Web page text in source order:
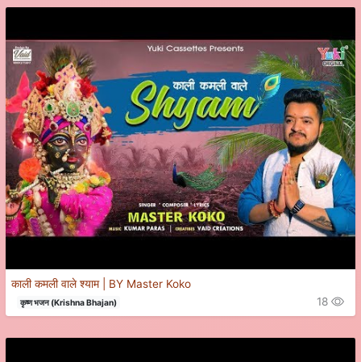
काली कमली वाले श्याम | BY Master Koko
कृष्ण भजन (Krishna Bhajan) 18